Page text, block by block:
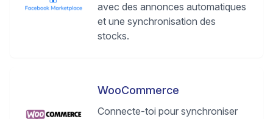
avec des annonces automatiques
et une synchronisation des
stocks.
WooCommerce
Connecte-toi pour synchroniser